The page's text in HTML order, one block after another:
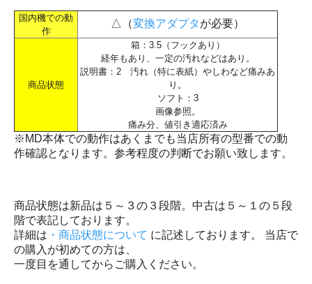
国内機での動
作
△（変換アダプタが必要）
商品状態
箱：3.5（フックあり）
経年もあり、一定の汚れなどはあり。
説明書：2 汚れ（特に表紙）やしわなど痛みあ
り。
ソフト：3
画像参照。
痛み分、値引き適応済み
※MD本体での動作はあくまでも当店所有の型番での動
作確認となります。参考程度の判断でお願い致します。
商品状態は新品は５～３の３段階。中古は５～１の５段
階で表記しております。
詳細は ・商品状態について に記述しております。 当店で
の購入が初めての方は、
一度目を通してからご購入ください。